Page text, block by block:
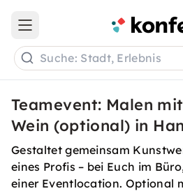
Open main menu
Suche: Stadt, Erlebnis
Teamevent: Malen
Wein (optional) in
Gestaltet gemeinsam
eines Profis – bei Euch im
einer Eventlocation. Optional